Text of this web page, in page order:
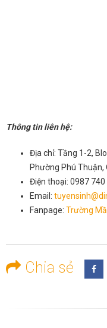
Thông tin liên hệ:
Địa chỉ: Tầng 1-2,
Phường Phú Thuận,
Điện thoại: 0987 740
Email:
Fanpage: Trường
Chia sẻ